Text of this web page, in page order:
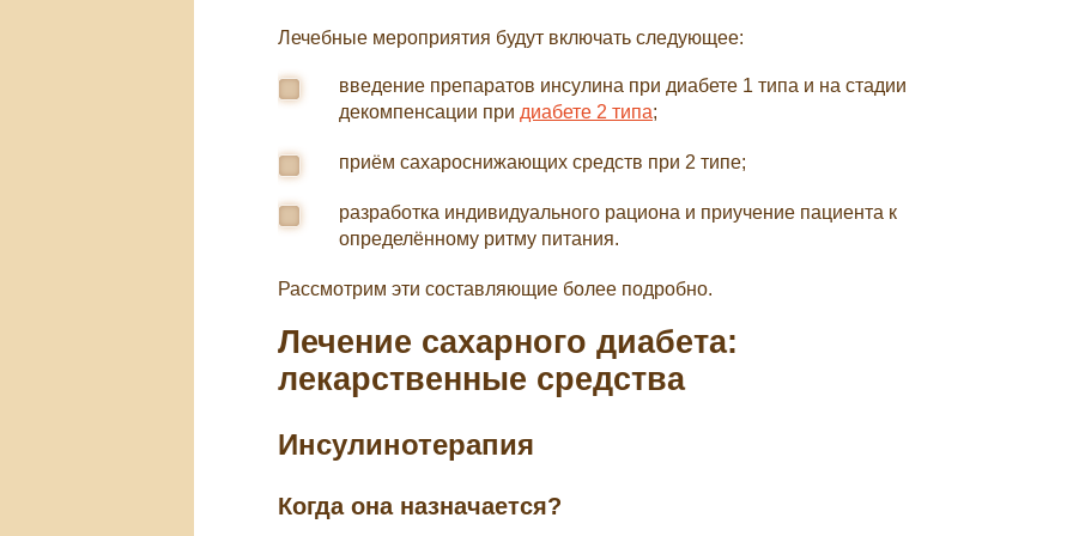
Лечебные мероприятия будут включать следующее:
введение препаратов инсулина при диабете 1 типа и на стадии
декомпенсации при диабете 2 типа;
приём сахароснижающих средств при 2 типе;
разработка индивидуального рациона и приучение пациента к
определённому ритму питания.
Рассмотрим эти составляющие более подробно.
Лечение сахарного диабета:
лекарственные средства
Инсулинотерапия
Когда она назначается?